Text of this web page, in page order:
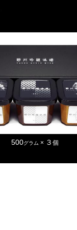
500グラム × ３ 個